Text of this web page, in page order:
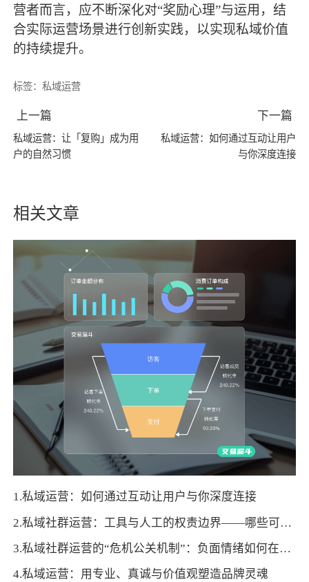
营者而言，应不断深化对“奖励心理”与运用，结
合实际运营场景进行创新实践，以实现私域价值
的持续提升。
标签：私域运营
上一篇
私域运营：让「复购」成为用
户的自然习惯
下一篇
私域运营：如何通过互动让用户
与你深度连接
相关文章
1.私域运营：如何通过互动让用户与你深度连接
2.私域社群运营：工具与人工的权责边界——哪些可自动化，哪些必须亲力亲为？
3.私域社群运营的“危机公关机制”：负面情绪如何在3小时内有效疏导
4.私域运营：用专业、真诚与价值观塑造品牌灵魂